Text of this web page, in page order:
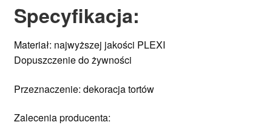
Specyfikacja:
Materiał: najwyższej jakości PLEXI
Dopuszczenie do żywności
Przeznaczenie: dekoracja tortów
Zalecenia producenta: